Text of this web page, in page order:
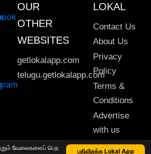
வேலைகளைப் பெற
பதிவிறக்க Lokal App
OUR
OTHER
WEBSITES
getlokalapp.com
telugu.getlokalapp.com
LOKAL
Contact Us
About Us
Privacy
Policy
Terms &
Conditions
Advertise
with us
Sitemap